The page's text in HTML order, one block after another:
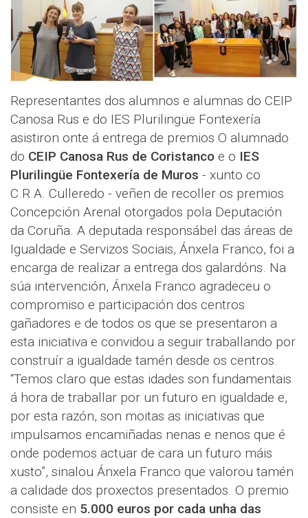
Representantes dos alumnos e alumnas do CEIP
Canosa Rus e do IES Plurilingüe Fontexería
asistiron onte á entrega de premios O alumnado
do CEIP Canosa Rus de Coristanco e o IES
Plurilingüe Fontexería de Muros - xunto co
C.R.A. Culleredo - veñen de recoller os premios
Concepción Arenal otorgados pola Deputación
da Coruña. A deputada responsábel das áreas de
Igualdade e Servizos Sociais, Ánxela Franco, foi a
encarga de realizar a entrega dos galardóns. Na
súa intervención, Ánxela Franco agradeceu o
compromiso e participación dos centros
gañadores e de todos os que se presentaron a
esta iniciativa e convidou a seguir traballando por
construír a igualdade tamén desde os centros.
“Temos claro que estas idades son fundamentais
á hora de traballar por un futuro en igualdade e,
por esta razón, son moitas as iniciativas que
impulsamos encamiñadas nenas e nenos que é
onde podemos actuar de cara un futuro máis
xusto”, sinalou Ánxela Franco que valorou tamén
a calidade dos proxectos presentados. O premio
consiste en 5.000 euros por cada unha das